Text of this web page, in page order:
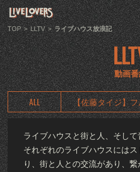
TOP
トッ
LIVE
ライブ
LLTV
動画番
TOP > LLTV > ライブハウス放浪記
動画
ALL 【佐藤タイジ】
ライブハウスと街と人、そして
それぞれのライブハウスには
り、街と人との交流があり、